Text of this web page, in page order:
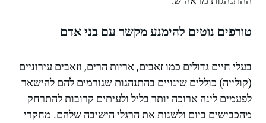
טורפים נוטים להימנע מקשר עם בני אדם
בעלי חיים גדולים כמו זאבים, אריות הרים, וזאבים עירוניים
(קולייה) כוללים שינויים בהתנהגות שגורמים להם להישאר
לפעמים לינה ארוכה יותר בליל ולעיתים קרובות להתרחק
מהכבישים ביום ולשנות את הרגלי הישיבה שלהם. מחקרי